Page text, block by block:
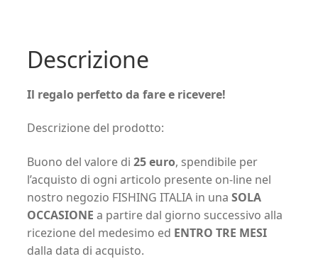
25,00
EURO
FISHINGITALIA
quantità
Descrizione
Il regalo perfetto da fare e ricevere!
Descrizione del prodotto:
Buono del valore di 25 euro, spendibile per
l’acquisto di ogni articolo presente on-line nel
nostro negozio FISHING ITALIA in una SOLA
OCCASIONE a partire dal giorno successivo alla
ricezione del medesimo ed ENTRO TRE MESI
dalla data di acquisto.